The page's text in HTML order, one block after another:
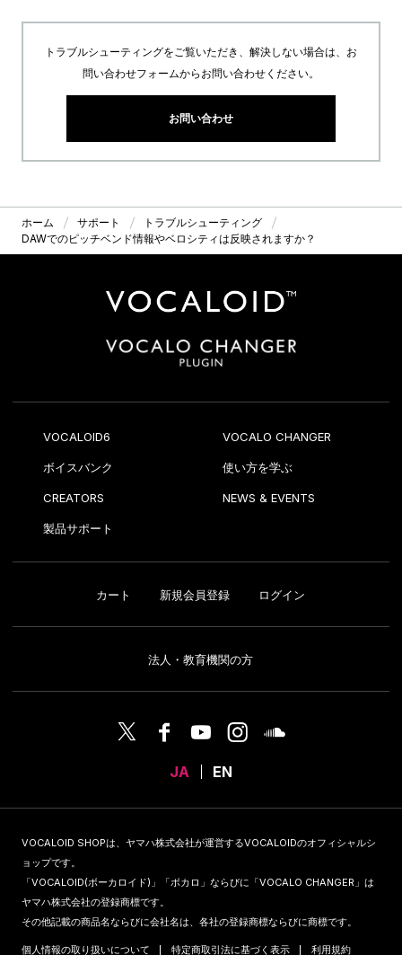
トラブルシューティングをご覧いただき、解決しない場合は、お
問い合わせフォームからお問い合わせください。
お問い合わせ
ホーム サポート
トラブルシューティング
DAWでのピッチベンド情報やベロシティは反映されますか？
VOCALOID6 VOCALO CHANGER
ボイスバンク 使い方を学ぶ
CREATORS NEWS & EVENTS
製品サポート
カート 新規会員登録 ログイン
法人・教育機関の方
JA EN
VOCALOID SHOPは、ヤマハ株式会社が運営するVOCALOIDのオフィシャルシ
ョップです。
「VOCALOID(ボーカロイド)」「ボカロ」ならびに「VOCALO CHANGER」は
ヤマハ株式会社の登録商標です。
その他記載の商品名ならびに会社名は、各社の登録商標ならびに商標です。
個人情報の取り扱いについて 特定商取引法に基づく表示 利用規約